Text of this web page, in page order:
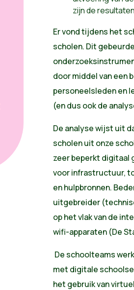
zijn de
Er vond tijdens het
scholen. Dit gebeurde
door middel van een
personeelsleden en
(en dus ook de
De analyse wijst uit
scholen uit onze
zeer beperkt digitaal
voor infrastructuur,
en hulpbronnen.
uitgebreider
op het vlak van de
wifi-apparaten (De
De schoolteams
met digitale
het gebruik van